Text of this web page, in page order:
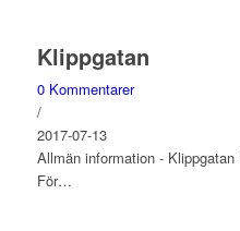
Klippgatan
0 Kommentarer
/
2017-07-13
Allmän information -
För…